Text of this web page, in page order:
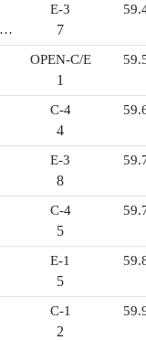
E-3
7
OPEN-C/E
1
C-4
4
E-3
8
C-4
5
E-1
5
C-1
2